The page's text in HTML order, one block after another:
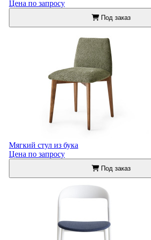
Цена по запросу
Под заказ
Мягкий стул из бука
Цена по запросу
Под заказ